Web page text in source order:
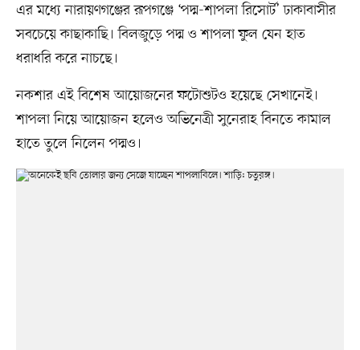
এর মধ্যে নারায়ণগঞ্জের রূপগঞ্জে ‘পদ্ম-শাপলা রিসোর্ট’ ঢাকাবাসীর
সবচেয়ে কাছাকাছি। বিলজুড়ে পদ্ম ও শাপলা ফুল যেন হাত
ধরাধরি করে নাচছে।
নকশার এই বিশেষ আয়োজনের ফটোশুটও হয়েছে সেখানেই।
শাপলা নিয়ে আয়োজন হলেও অভিনেত্রী সুনেরাহ বিনতে কামাল
হাতে তুলে নিলেন পদ্মও।